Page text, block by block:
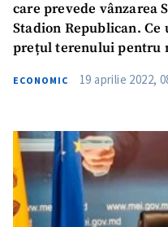
care prevede vânzarea
Stadion Republican.
prețul terenului pentru
ECONOMIC 19 aprilie 2022,